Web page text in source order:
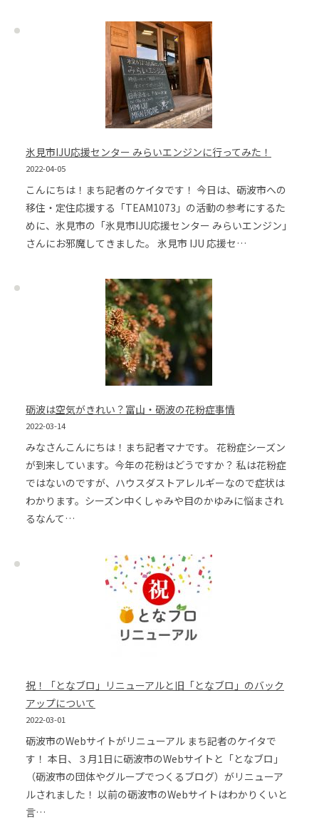
氷見市IJU応援センター みらいエンジンに行ってみた！
2022-04-05
こんにちは！まち記者のケイタです！ 今日は、砺波市への
移住・定住応援する「TEAM1073」の活動の参考にするた
めに、氷見市の「氷見市IJU応援センター みらいエンジン」
さんにお邪魔してきました。 氷見市 IJU 応援セ…
砺波は空気がきれい？富山・砺波の花粉症事情
2022-03-14
みなさんこんにちは！まち記者マナです。 花粉症シーズン
が到来しています。今年の花粉はどうですか？ 私は花粉症
ではないのですが、ハウスダストアレルギーなので症状は
わかります。シーズン中くしゃみや目のかゆみに悩まされ
るなんて…
祝！「となブロ」リニューアルと旧「となブロ」のバック
アップについて
2022-03-01
砺波市のWebサイトがリニューアル まち記者のケイタで
す！ 本日、３月1日に砺波市のWebサイトと「となブロ」
（砺波市の団体やグループでつくるブログ）がリニューア
ルされました！ 以前の砺波市のWebサイトはわかりくいと
言…